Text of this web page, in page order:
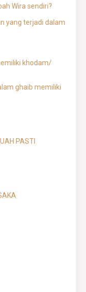
Wira sendiri?
yang terjadi dalam
khodam/
ghaib memiliki
PASTI